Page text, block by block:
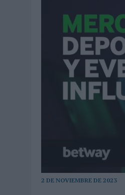
06/08/2026
LA
06/08/2026 | EL USO DE LA
06/08/2026 | SYSTEM1
06/08/2026
FRIGO Y
06/08/2026
LA IA ESTÁ
BEON
FABRA
05/08/2026 | LUIS
MONEDA”
2 DE NOVIEMBRE DE 2023